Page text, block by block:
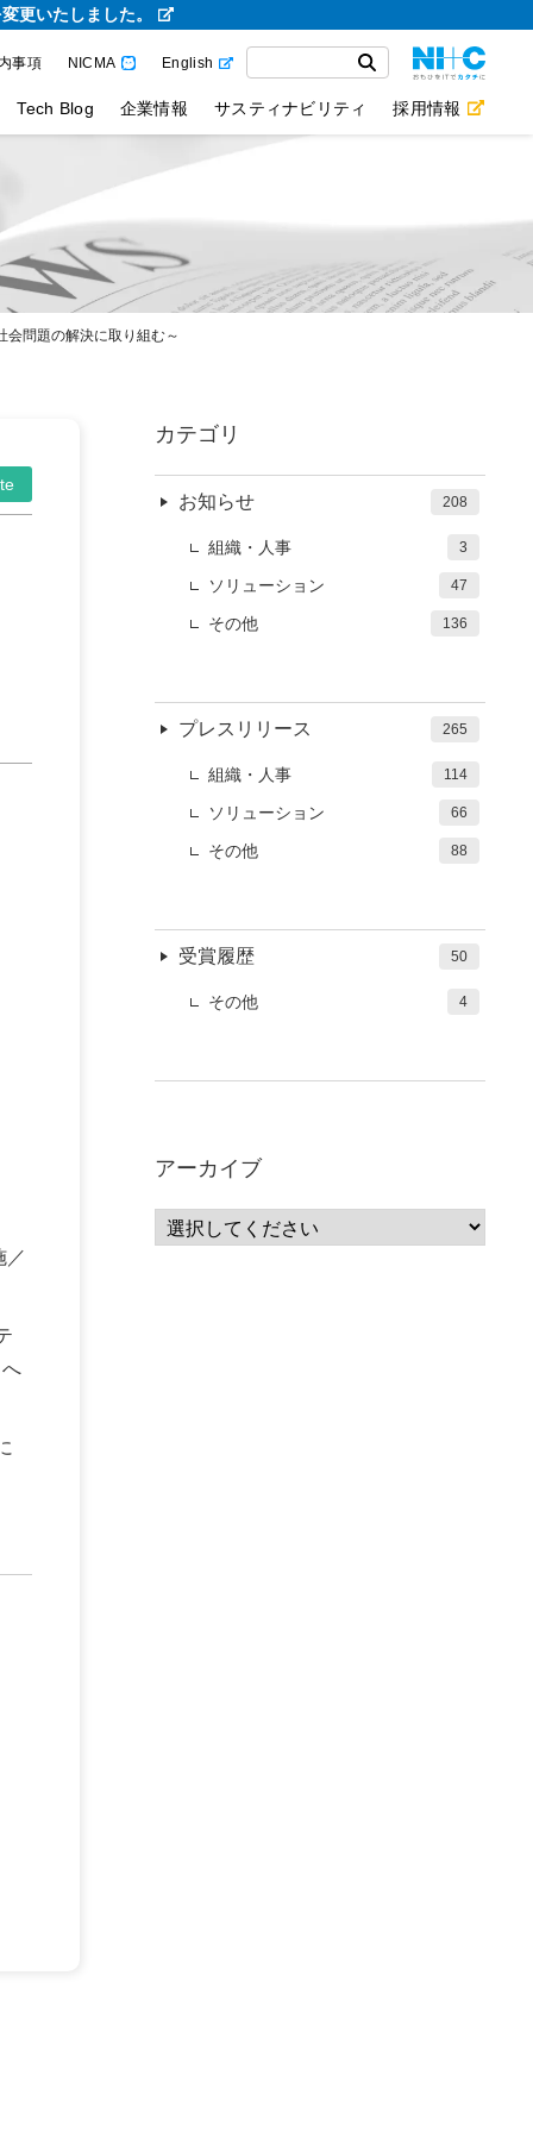
更いたしました。
事項 NICMA English
Tech Blog 企業情報 サスティナビリティ 採用情報
問題の解決に取り組む～
／
カテゴリ
お知らせ 208
組織・人事 3
ソリューション 47
その他 136
プレスリリース 265
組織・人事 114
ソリューション 66
その他 88
受賞履歴 50
その他 4
アーカイブ